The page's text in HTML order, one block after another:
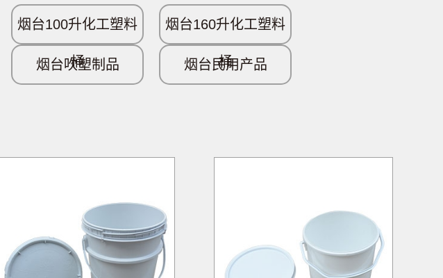
烟台100升化工塑料
桶
烟台160升化工塑料
桶
烟台吹塑制品 烟台民用产品